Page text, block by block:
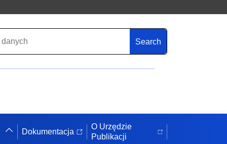
Search
Dokumentacja
O Urzędzie
Publikacji